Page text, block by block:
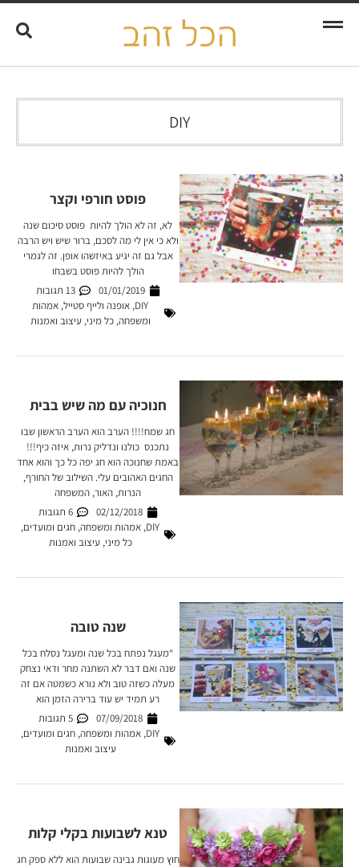
DIY
פוסט חורפי וקצר
לא, זה לא הולך להיות פוסט סיכום שנה
ולא כי אין לי מה לסכם, ברור שיש ויש הרבה
אבל גם זה יגיע באיזשהו אופן. זה לגמרי
הולך להיות פוסט בשבחו
01/01/2019
13 תגובות
DIY
, אופנה ולייף סטייל, אמהות
ומשפחה,כל מיני,עיצוב ואמנות
חנוכיה עם מה שיש בבית
חג שמח!!!! הערב הוא הערב הראשון שבו
נתכנס כולנו ונדליק נרות, איזה כיף!!!
באמת שחנוכה הוא חג יפה כל כך והוא אחד
החגים האהובים עלי. השילוב של החורף,
הנרות, האור, המשפחה
02/12/2018
6 תגובות
DIY
, אמהות ומשפחה, חגים ומועדים,
כל מיני,עיצוב ואמנות
שנה טובה
“מעגל נפתח בכל שנה ומעגל נסלח בכל
שנה ואם דבר לא השתנה מחר ודאי נצחק
מעלה כשזה טוב ולא נורא כשמטה אם זה
רע תמיד יש עוד ברירה הזמן הוא
07/09/2018
5 תגובות
DIY
, אמהות ומשפחה, חגים ומועדים,
עיצוב ואמנות
טנא לשבועות בקלי קלות
חוץ מעוגות גבינה שבועות הוא ללא ספק חג